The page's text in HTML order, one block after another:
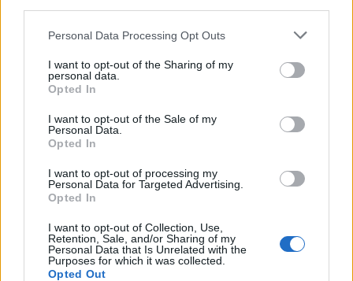
Please note that this website/app uses one or more Google
not limited to your visit or usage behaviour. You may click to
grant or deny consent to Google and its third-party tags to
use your data for below specified purposes in below Google
consent section.
Personal Data Processing Opt Outs
I want to opt-out of the Sharing of my
personal data.
Opted In
I want to opt-out of the Sale of my
Personal Data.
Opted In
I want to opt-out of processing my
Personal Data for Targeted Advertising.
Opted In
I want to opt-out of Collection, Use,
Retention, Sale, and/or Sharing of my
Personal Data that Is Unrelated with the
Purposes for which it was collected.
Opted Out
Miért éri meg Afrikában utat építeni?
Kihívások labirintusában
Országos hírek
Túlfogyasztás napja - július 30-ra